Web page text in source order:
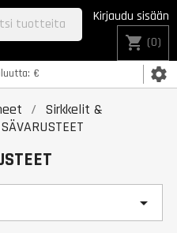
€ settings
Kirjaudu sisään
shopping_cart (0)
Sirkkelit &
